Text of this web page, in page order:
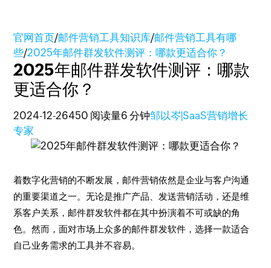
官网首页/邮件营销工具知识库/邮件营销工具有哪
些/2025年邮件群发软件测评：哪款更适合你？
2025年邮件群发软件测评：哪款
更适合你？
2024-12-26450 阅读量6 分钟邹以岑|SaaS营销增长
专家
着数字化营销的不断发展，邮件营销依然是企业与客户沟通
的重要渠道之一。无论是推广产品、发送营销活动，还是维
系客户关系，邮件群发软件都在其中扮演着不可或缺的角
色。然而，面对市场上众多的邮件群发软件，选择一款适合
自己业务需求的工具并不容易。